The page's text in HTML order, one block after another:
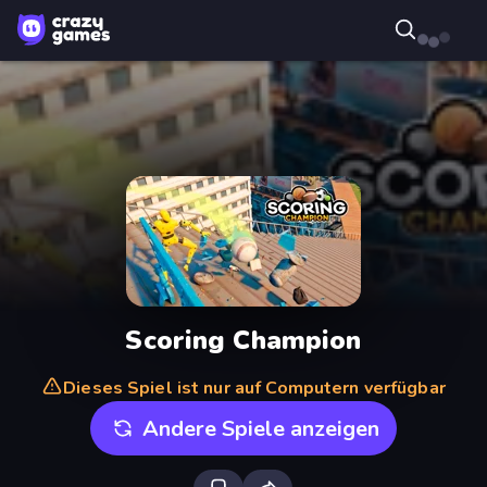
Scoring Champion
Dieses Spiel ist nur auf Computern verfügbar
Andere Spiele anzeigen